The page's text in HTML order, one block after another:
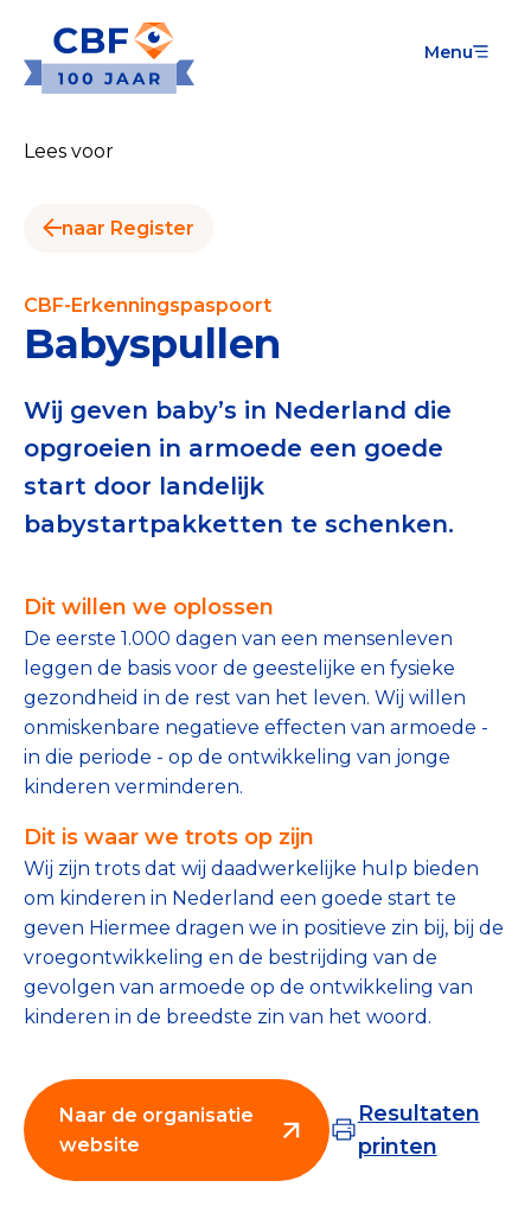
Menu
Goede Doelen
CBF-Erkenning aanvragen
Publiek
Veilig geven met het CBF-keurmerk
Check het CBF-keurmerk van een goed doel
Download de Geef Gerust Checklist
Data & Onderzoek
Betrouwbare data over goede doelen
CBF-publicaties
State of the Sector
Contact & Signalen
Check keurmerk goede doelen
Collecterooster/wervingrooster
Lees voor
naar Register
CBF-Erkenningspaspoort
Babyspullen
Wij geven baby’s in Nederland die
opgroeien in armoede een goede
start door landelijk
babystartpakketten te schenken.
Dit willen we oplossen
De eerste 1.000 dagen van een mensenleven
leggen de basis voor de geestelijke en fysieke
gezondheid in de rest van het leven. Wij willen
onmiskenbare negatieve effecten van armoede -
in die periode - op de ontwikkeling van jonge
kinderen verminderen.
Dit is waar we trots op zijn
Wij zijn trots dat wij daadwerkelijke hulp bieden
om kinderen in Nederland een goede start te
geven Hiermee dragen we in positieve zin bij, bij de
vroegontwikkeling en de bestrijding van de
gevolgen van armoede op de ontwikkeling van
kinderen in de breedste zin van het woord.
Naar de organisatie
website
Resultaten
printen